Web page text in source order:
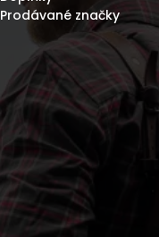
Prodávané značky